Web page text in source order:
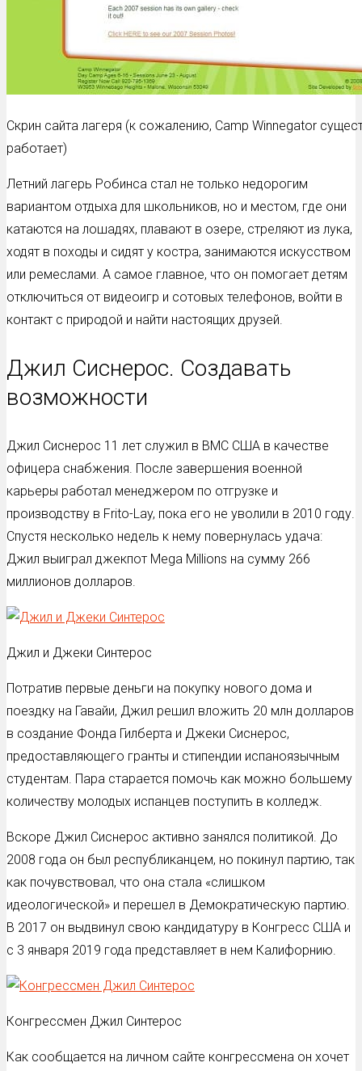
Скрин сайта лагеря (к сожалению, Camp Winnegator
работает)
Летний лагерь Робинса стал не только недорогим
вариантом отдыха для школьников, но и местом, где они
катаются на лошадях, плавают в озере, стреляют из лука,
ходят в походы и сидят у костра, занимаются искусством
или ремеслами. А самое главное, что он помогает детям
отключиться от видеоигр и сотовых телефонов, войти в
контакт с природой и найти настоящих друзей.
Джил Сиснерос. Создавать
возможности
Джил Сиснерос 11 лет служил в ВМС США в качестве
офицера снабжения. После завершения военной
карьеры работал менеджером по отгрузке и
производству в Frito-Lay, пока его не уволили в 2010 году.
Спустя несколько недель к нему повернулась удача:
Джил выиграл джекпот Mega Millions на сумму 266
миллионов долларов.
Джил и Джеки Синтерос
Потратив первые деньги на покупку нового дома и
поездку на Гавайи, Джил решил вложить 20 млн долларов
в создание Фонда Гилберта и Джеки Сиснерос,
предоставляющего гранты и стипендии испаноязычным
студентам. Пара старается помочь как можно большему
количеству молодых испанцев поступить в колледж.
Вскоре Джил Сиснерос активно занялся политикой. До
2008 года он был республиканцем, но покинул партию, так
как почувствовал, что она стала «слишком
идеологической» и перешел в Демократическую партию.
В 2017 он выдвинул свою кандидатуру в Конгресс США и
с 3 января 2019 года представляет в нем Калифорнию.
Конгрессмен Джил Синтерос
Как сообщается на личном сайте конгрессмена он хочет